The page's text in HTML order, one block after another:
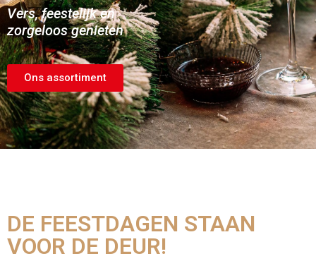
Vers, feestelijk en
zorgeloos genieten
Ons assortiment
DE FEESTDAGEN STAAN
VOOR DE DEUR!